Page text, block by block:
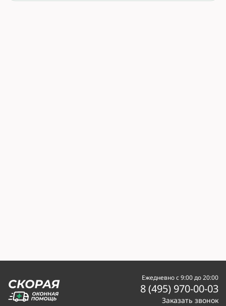
Ежедневно с 9:00 до 20:00
8 (495) 970-00-03
Заказать звонок